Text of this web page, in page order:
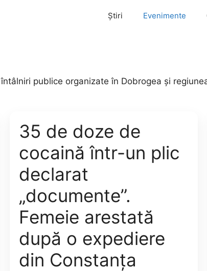
Știri Evenimente
publice organizate în Dobrogea și
35 de doze de
cocaină într-un plic
declarat
„documente”.
Femeie arestată
după o expediere
din Constanța